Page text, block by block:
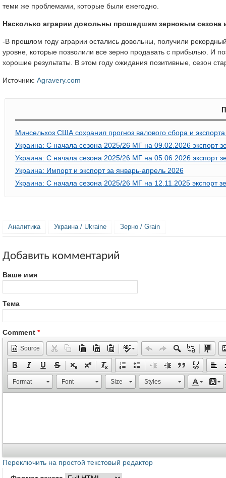
теми же проблемами, которые были ежегодно.
Насколько аграрии довольны прошедшим зерновым сезона
-В прошлом году аграрии остались довольны, получили
уровне, которые позволили все зерно продавать с прибылью. И
хорошие результаты. В этом году ожидания позитивные, сезон
Источник: Agravery.com
Минсельхоз США сохранил прогноз валового сбора и
Украина: С начала сезона 2025/26 МГ на 09.02.2026 экспорт
Украина: С начала сезона 2025/26 МГ на 05.06.2026 экспорт
Украина: Импорт и экспорт за январь-апрель 2026
Украина: С начала сезона 2025/26 МГ на 12.11.2025 экспорт
Аналитика Украина / Ukraine Зерно / Grain
Добавить комментарий
Ваше имя
Тема
Comment *
Source
Format Font Size Styles
Переключить на простой текстовый редактор